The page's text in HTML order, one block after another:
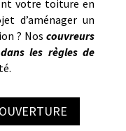
votre toiture en
d’aménager un
? Noscouvreurs
les règles de